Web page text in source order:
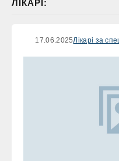
ЛІКАРІ:
17.06.2025Лікарі за